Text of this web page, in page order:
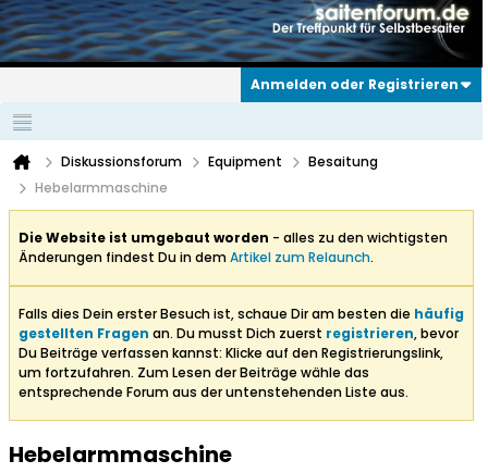
Anmelden oder Registrieren
Diskussionsforum Equipment
Besaitung
Hebelarmmaschine
Die Website ist umgebaut worden - alles zu den wichtigsten
Änderungen findest Du in demArtikel zum Relaunch.
Falls dies Dein erster Besuch ist, schaue Dir am besten die häufig
gestellten Fragen an. Du musst Dich zuerst registrieren, bevor
Du Beiträge verfassen kannst: Klicke auf den Registrierungslink,
um fortzufahren. Zum Lesen der Beiträge wähle das
entsprechende Forum aus der untenstehenden Liste aus.
Hebelarmmaschine